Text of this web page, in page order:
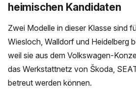
heimischen Kandidaten
Zwei Modelle in dieser Klasse sind
Wiesloch, Walldorf und Heidelberg
weil sie aus dem Volkswagen-
das Werkstattnetz von Škoda,
betreut werden können.